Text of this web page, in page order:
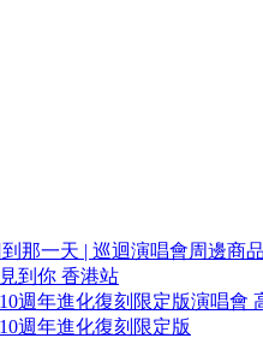
到那一天 | 巡迴演唱會周邊商品
到你 香港站
週年進化復刻限定版演唱會
週年進化復刻限定版